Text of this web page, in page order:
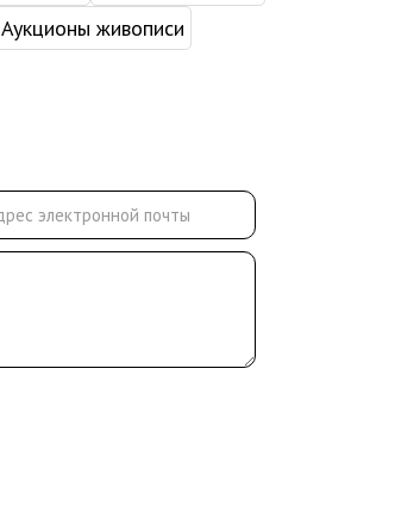
Аукционы живописи